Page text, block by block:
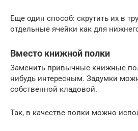
Еще один способ: скрутить их в
отдельные ячейки как для
Вместо книжной полки
Заменить привычные книжные
нибудь интересным. Задумки
собственной кладовой.
Так, в качестве полки можно